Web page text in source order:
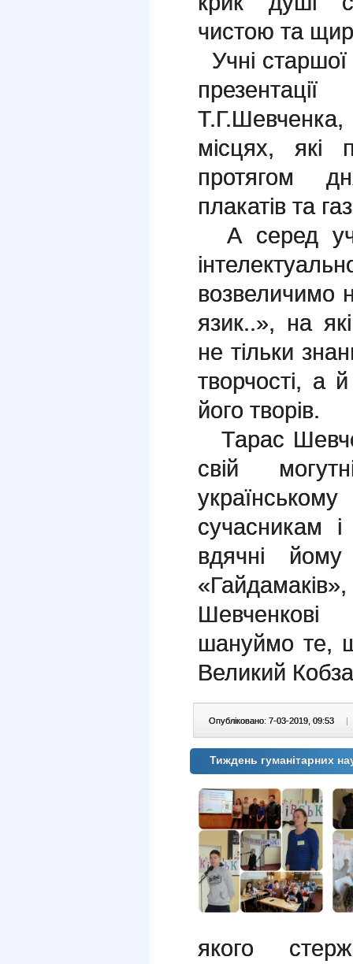
чистою та
Учні
Т.Г.Шевченка,
місцях, які
протягом
плакатів та
А серед
возвеличимо
язик..», на
не тільки
творчості, а
його творів.
Тарас
свій
сучасникам
вдячні
шануймо те,
Великий
Опубліковано: 7-03-2019, 09:53 |
Тиждень гуманітарних
якого